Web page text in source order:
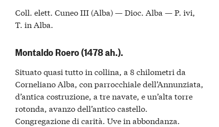
Coll. elett. Cuneo III (Alba) — Dioc. Alba — P. ivi,
T. in Alba.
Montaldo Roero (1478 ah.).
Situato quasi tutto in collina, a 8 chilometri da
Corneliano Alba, con parrocchiale dell’Annunziata,
d’antica costruzione, a tre navate, e un’alta torre
rotonda, avanzo dell’antico castello.
Congregazione di carità. Uve in abbondanza.